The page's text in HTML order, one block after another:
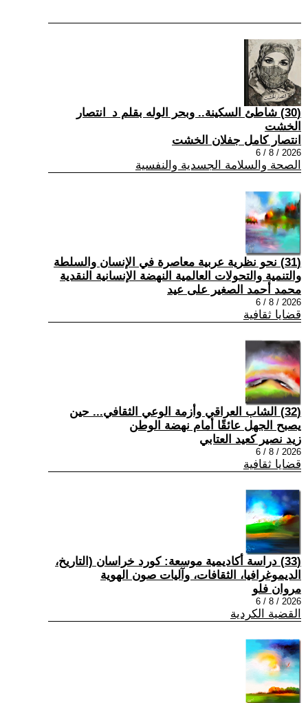
(30) شاطئ السكينة.. وبحر الوله بقلم د_انتصار
الخشت
انتصار كامل جفلان الخشت
2026 / 8 / 6
الصحة والسلامة الجسدية والنفسية
(31) نحو نظرية عربية معاصرة في الإنسان والسلطة
والتنمية والتحولات العالمية النهضة الإنسانية النقدية
محمد أحمد الصغير على عيد
2026 / 8 / 6
قضايا ثقافية
(32) الشاب العراقي وأزمة الوعي الثقافي... حين
يصبح الجهل عائقًا أمام نهضة الوطن
زيد نصير كعيد العتابي
2026 / 8 / 6
قضايا ثقافية
(33) دراسة أكاديمية موسعة: كورد خراسان (التاريخ،
الديموغرافيا، الثقافات، وآليات صون الهوية
مروان فلو
2026 / 8 / 6
القضية الكردية